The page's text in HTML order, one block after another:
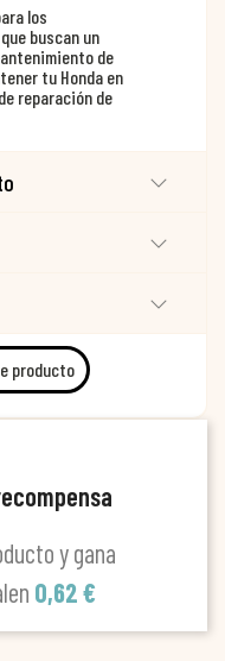
los
buscan un
de
tu Honda en
reparación de
producto
y gana
0,62 €